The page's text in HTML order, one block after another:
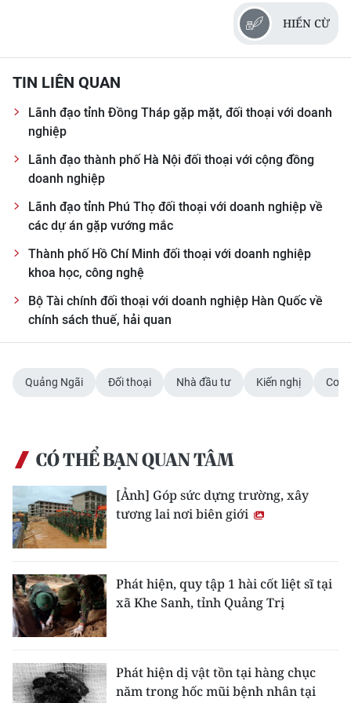
HIỂN CỪ
TIN LIÊN QUAN
Lãnh đạo tỉnh Đồng Tháp gặp mặt, đối thoại với doanh
nghiệp
Lãnh đạo thành phố Hà Nội đối thoại với cộng đồng
doanh nghiệp
Lãnh đạo tỉnh Phú Thọ đối thoại với doanh nghiệp về
các dự án gặp vướng mắc
Thành phố Hồ Chí Minh đối thoại với doanh nghiệp
khoa học, công nghệ
Bộ Tài chính đối thoại với doanh nghiệp Hàn Quốc về
chính sách thuế, hải quan
Quảng Ngãi Đối thoại Nhà đầu tư Kiến nghị Cơ
CÓ THỂ BẠN QUAN TÂM
[Ảnh] Góp sức dựng trường, xây
tương lai nơi biên giới
Phát hiện, quy tập 1 hài cốt liệt sĩ tại
xã Khe Sanh, tỉnh Quảng Trị
Phát hiện dị vật tồn tại hàng chục
năm trong hốc mũi bệnh nhân tại